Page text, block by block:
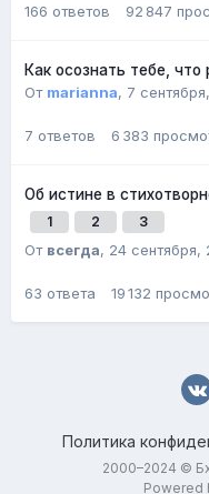
166 ответов 92 847
Как осознать тебе, что
От marianna, 7
7 ответов 6 383
Об истине в
1 2 3
От всегда, 24 сентября,
63 ответа 19 132
Политика
2000–2024 ©
Powered